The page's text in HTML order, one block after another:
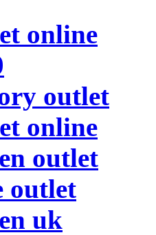
online
outlet
online
outlet
outlet
uk